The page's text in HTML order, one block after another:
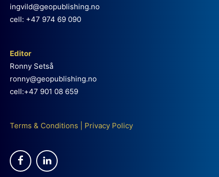
ingvild@geopublishing.no
cell: +47 974 69 090
Editor
Ronny Setså
ronny@geopublishing.no
cell:+47 901 08 659
Terms & Conditions Privacy Policy